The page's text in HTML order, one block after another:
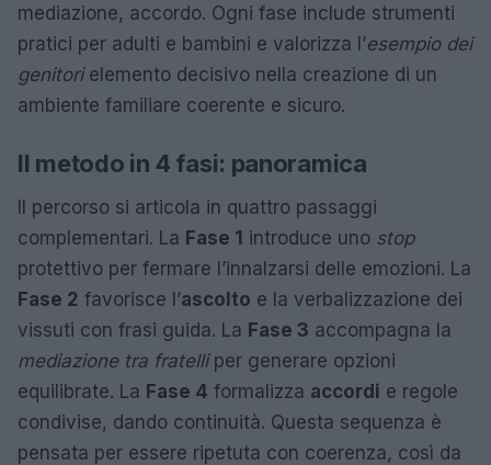
mediazione, accordo. Ogni fase include strumenti
pratici per adulti e bambini e valorizza l’esempio dei
genitorielemento decisivo nella creazione di un
ambiente familiare coerente e sicuro.
Il metodo in 4 fasi: panoramica
Il percorso si articola in quattro passaggi
complementari. La Fase 1 introduce uno stop
protettivo per fermare l’innalzarsi delle emozioni. La
Fase 2 favorisce l’ascolto e la verbalizzazione dei
vissuti con frasi guida. La Fase 3 accompagna la
mediazione tra fratelliper generare opzioni
equilibrate. La Fase 4 formalizza accordi e regole
condivise, dando continuità. Questa sequenza è
pensata per essere ripetuta con coerenza, così da